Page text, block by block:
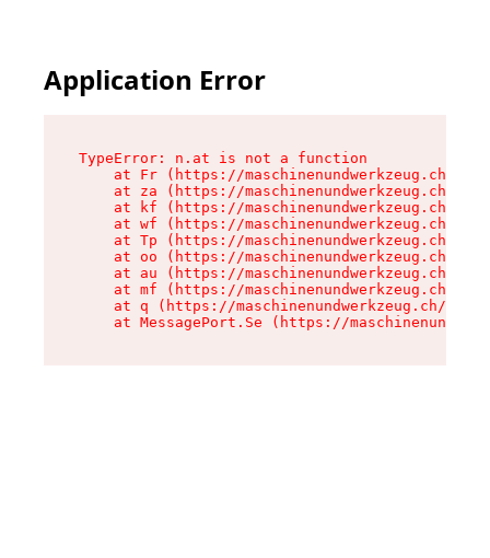
Application Error
TypeError: n.at is not a function
at Fr (https://maschinenundwerkzeug.ch/
at za (https://maschinenundwerkzeug.ch/
at kf (https://maschinenundwerkzeug.ch/
at wf (https://maschinenundwerkzeug.ch/
at Tp (https://maschinenundwerkzeug.ch/
at oo (https://maschinenundwerkzeug.ch/
at au (https://maschinenundwerkzeug.ch/
at mf (https://maschinenundwerkzeug.ch/
at q (https://maschinenundwerkzeug.ch/
at MessagePort.Se (https://